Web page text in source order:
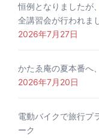
恒例となりましたが
全講習会が行われま
2026年7月27日
かたゑ庵の夏本番へ
2026年7月20日
電動バイクで旅行プ
ーク